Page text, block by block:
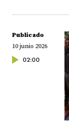
Publicado
10 junio 2026
02:00